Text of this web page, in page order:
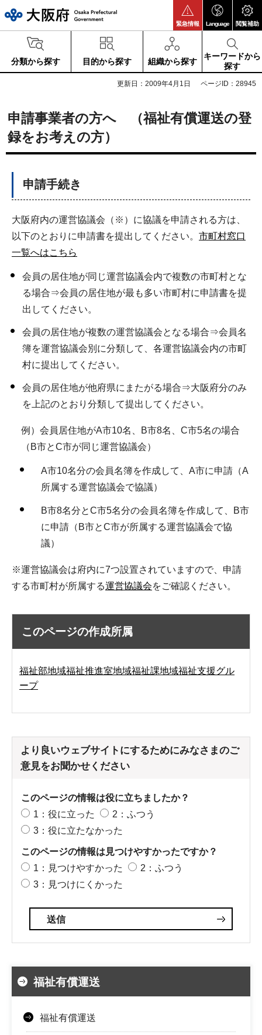
緊急情報 Language 閲覧補助
分類から探す 目的から探す 組織から探す
キーワードから
探す
更新日：2009年4月1日 ページID：28945
申請事業者の方へ （福祉有償運送の登
録をお考えの方）
申請手続き
大阪府内の運営協議会（※）に協議を申請される方は、
以下のとおりに申請書を提出してください。 市町村窓口
一覧へはこちら
会員の居住地が同じ運営協議会内で複数の市町村とな
る場合⇒会員の居住地が最も多い市町村に申請書を提
出してください。
会員の居住地が複数の運営協議会となる場合⇒会員名
簿を運営協議会別に分類して、各運営協議会内の市町
村に提出してください。
会員の居住地が他府県にまたがる場合⇒大阪府分のみ
を上記のとおり分類して提出してください。
例）会員居住地がA市10名、B市8名、C市5名の場合
（B市とC市が同じ運営協議会）
A市10名分の会員名簿を作成して、A市に申請（A
所属する運営協議会で協議）
B市8名分とC市5名分の会員名簿を作成して、B市
に申請（B市とC市が所属する運営協議会で協
議）
※運営協議会は府内に7つ設置されていますので、申請
する市町村が所属する運営協議会をご確認ください。
このページの作成所属
福祉部地域福祉推進室地域福祉課地域福祉支援グル
ープ
より良いウェブサイトにするためにみなさまのご
意見をお聞かせください
このページの情報は役に立ちましたか？
1：役に立った
2：ふつう
3：役に立たなかった
このページの情報は見つけやすかったですか？
1：見つけやすかった
2：ふつう
3：見つけにくかった
福祉有償運送
福祉有償運送